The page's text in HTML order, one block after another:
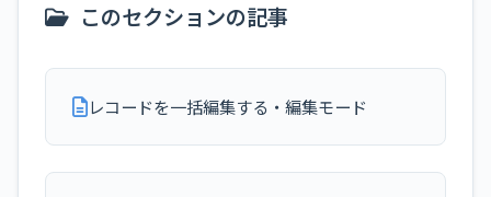
このセクションの記事
レコードを一括編集する・編集モード